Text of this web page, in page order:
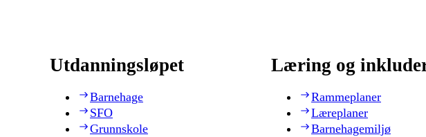
Utdanningsløpet
Barnehage
SFO
Grunnskole
Læring og
Rammeplaner
Læreplaner
Barnehagemiljø